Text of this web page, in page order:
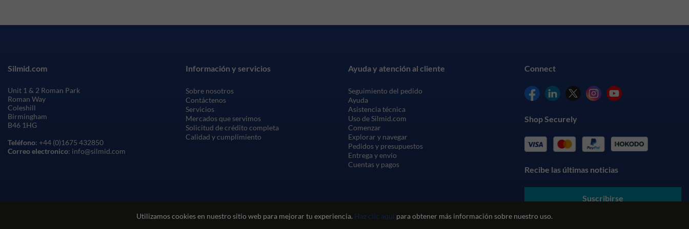
Utilizamos cookies en nuestro sitio web para mejorar tu experiencia. Haz clic aquí para obtener más información sobre nuestro uso.
Información y servicios
Sobre nosotros
Contáctenos
Servicios
Mercados que servimos
Solicitud de crédito completa
Calidad y cumplimiento
Ayuda y atención al cliente
Seguimiento del pedido
Ayuda
Asistencia técnica
Uso de Silmid.com
Comenzar
Explorar y navegar
Pedidos y presupuestos
Entrega y envío
Cuentas y pagos
Connect
Shop Securely
Recibe las últimas noticias
Suscribirse
Silmid.com
Unit 1 & 2 Roman Park
Roman Way
Coleshill
Birmingham
B46 1HG
Teléfono: +44 (0)1675 432850
Correo electronico: info@silmid.com